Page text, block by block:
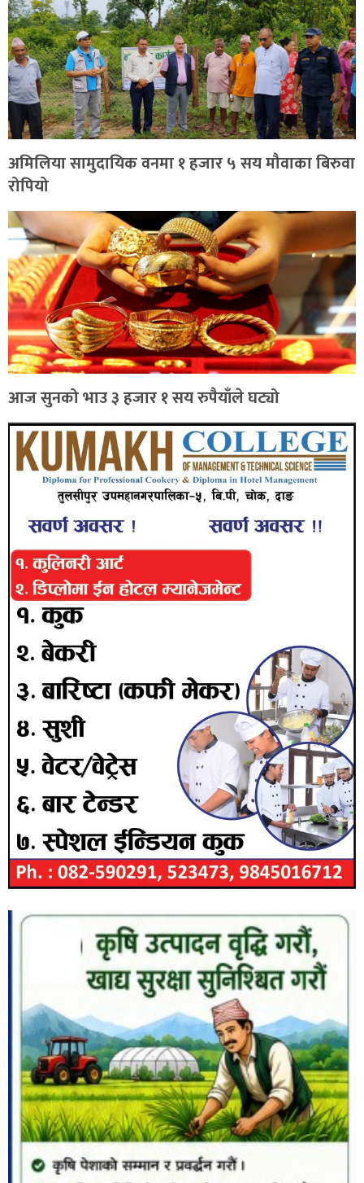
अमिलिया सामुदायिक वनमा १ हजार ५ सय मौवाका बिरुवा
रोपियो
आज सुनको भाउ ३ हजार १ सय रुपैयाँले घट्यो